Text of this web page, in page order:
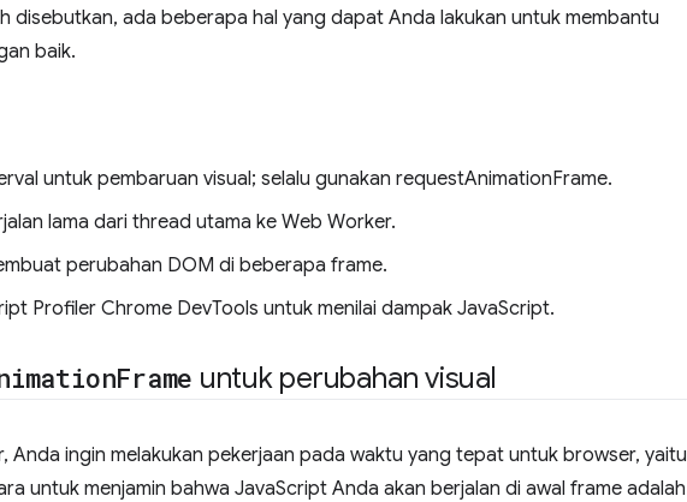
disebutkan, ada beberapa hal yang dapat Anda lakukan untuk membantu
baik.
untuk pembaruan visual; selalu gunakan requestAnimationFrame.
lama dari thread utama ke Web Worker.
perubahan DOM di beberapa frame.
Profiler Chrome DevTools untuk menilai dampak JavaScript.
Frame untuk perubahan visual
Anda ingin melakukan pekerjaan pada waktu yang tepat untuk browser, yaitu
untuk menjamin bahwa JavaScript Anda akan berjalan di awal frame adalah